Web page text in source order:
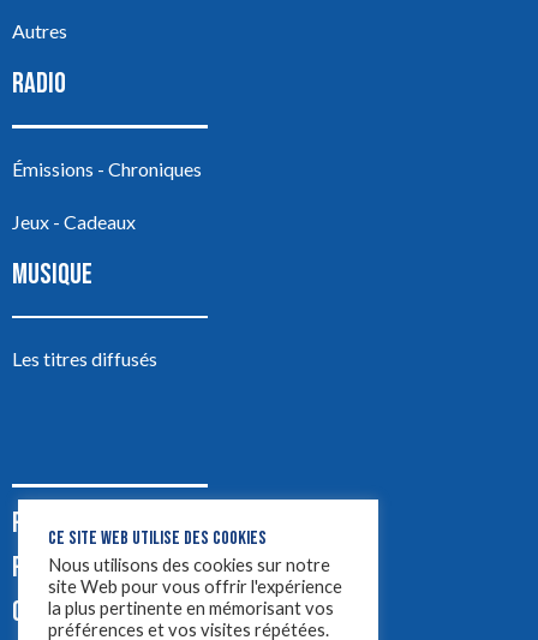
Autres
RADIO
Émissions - Chroniques
Jeux - Cadeaux
MUSIQUE
Les titres diffusés
PODCASTS
PUB
CONTACT
CE SITE WEB UTILISE DES COOKIES
Nous utilisons des cookies sur notre
site Web pour vous offrir l'expérience
la plus pertinente en mémorisant vos
préférences et vos visites répétées.